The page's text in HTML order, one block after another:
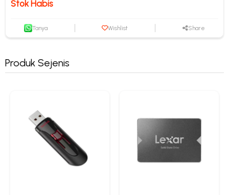
Stok Habis
Tanya Wishlist Share
Produk Sejenis